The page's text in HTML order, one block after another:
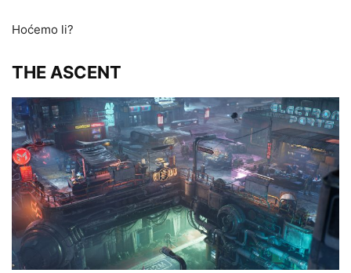
Hoćemo li?
THE ASCENT